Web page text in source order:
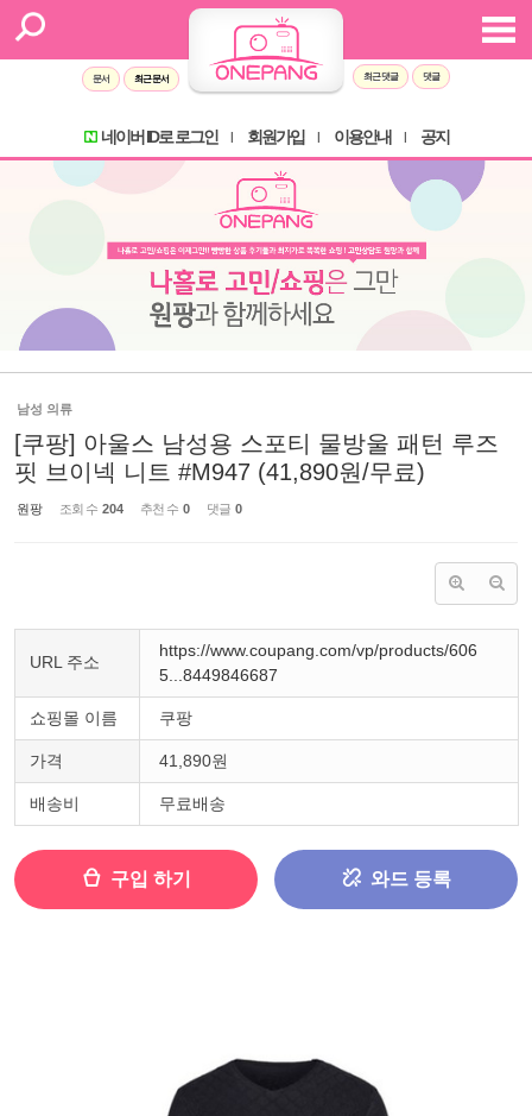
문서 최근 문서 최근 댓글 댓글
네이버 ID로 로그인 회원가입 이용안내 공지
남성 의류
[쿠팡] 아울스 남성용 스포티 물방울 패턴 루즈
핏 브이넥 니트 #M947 (41,890원/무료)
원팡 조회 수 204 추천 수 0 댓글 0
URL 주소
https://www.coupang.com/vp/products/606
5...8449846687
쇼핑몰 이름 쿠팡
가격 41,890원
배송비 무료배송
구입 하기 와드 등록